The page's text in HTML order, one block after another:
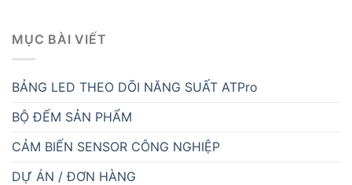
MỤC BÀI VIẾT
BẢNG LED THEO DÕI NĂNG SUẤT ATPro
BỘ ĐẾM SẢN PHẨM
CẢM BIẾN SENSOR CÔNG NGHIỆP
DỰ ÁN / ĐƠN HÀNG